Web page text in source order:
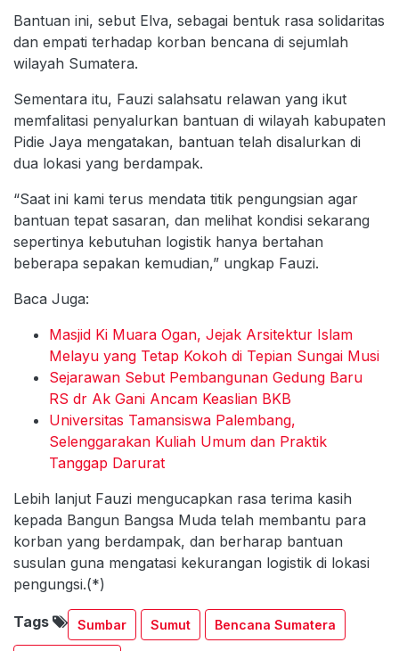
Bantuan ini, sebut Elva, sebagai bentuk rasa solidaritas
dan empati terhadap korban bencana di sejumlah
wilayah Sumatera.
Sementara itu, Fauzi salahsatu relawan yang ikut
memfalitasi penyalurkan bantuan di wilayah kabupaten
Pidie Jaya mengatakan, bantuan telah disalurkan di
dua lokasi yang berdampak.
“Saat ini kami terus mendata titik pengungsian agar
bantuan tepat sasaran, dan melihat kondisi sekarang
sepertinya kebutuhan logistik hanya bertahan
beberapa sepakan kemudian,” ungkap Fauzi.
Baca Juga:
Masjid Ki Muara Ogan, Jejak Arsitektur Islam
Melayu yang Tetap Kokoh di Tepian Sungai Musi
Sejarawan Sebut Pembangunan Gedung Baru
RS dr Ak Gani Ancam Keaslian BKB
Universitas Tamansiswa Palembang,
Selenggarakan Kuliah Umum dan Praktik
Tanggap Darurat
Lebih lanjut Fauzi mengucapkan rasa terima kasih
kepada Bangun Bangsa Muda telah membantu para
korban yang berdampak, dan berharap bantuan
susulan guna mengatasi kekurangan logistik di lokasi
pengungsi.(*)
Tags Sumbar Sumut Bencana Sumatera